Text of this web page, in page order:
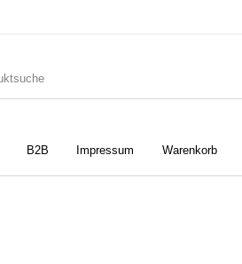
B2B Impressum Warenkorb